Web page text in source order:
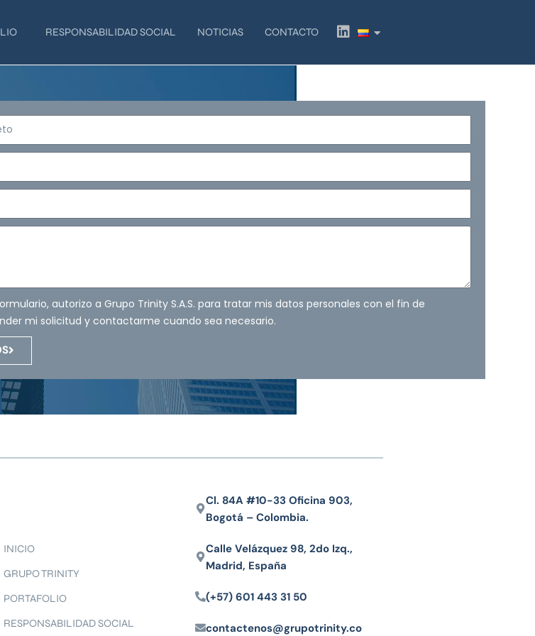
RESPONSABILIDAD SOCIAL NOTICIAS CONTACTO
L
i
k
autorizo a Grupo Trinity S.A.S. para tratar mis datos personales con el fin de
mi solicitud y contactarme cuando sea necesario.
INICIO
GRUPO TRINITY
PORTAFOLIO
RESPONSABILIDAD SOCIAL
Cl. 84A #10-33 Oficina 903,
Bogotá – Colombia.
Calle Velázquez 98, 2do Izq.,
Madrid, España
(+57) 601 443 31 50
contactenos@grupotrinity.co